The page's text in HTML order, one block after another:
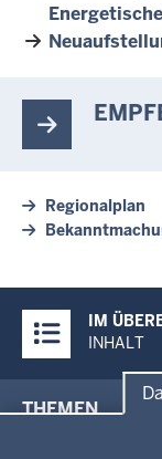
Regionalplan
Inhalte
IM
INHALT
in
THEMEN